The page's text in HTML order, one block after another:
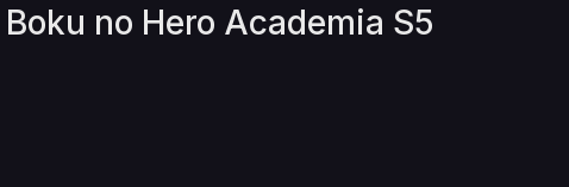
no Hero Academia S5